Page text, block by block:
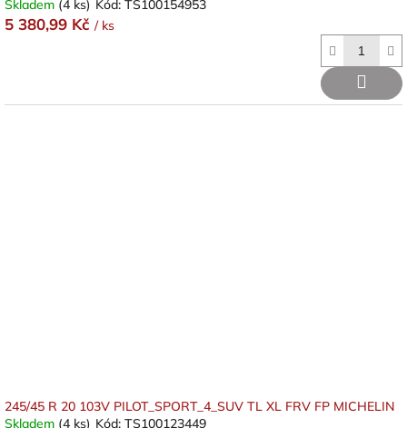
Skladem (4 ks) Kód: TS100154953
5 380,99 Kč / ks
245/45 R 20 103V PILOT_SPORT_4_SUV TL XL FRV FP MICHELIN
Skladem (4 ks) Kód: TS100123449